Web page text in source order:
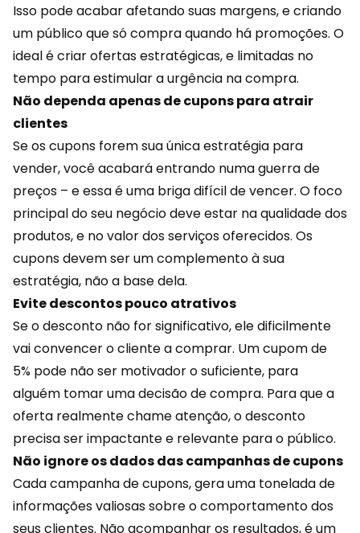
Isso pode acabar afetando suas margens, e criando
um público que só compra quando há promoções. O
ideal é criar ofertas estratégicas, e limitadas no
tempo para estimular a urgência na compra.
Não dependa apenas de cupons para atrair
clientes
Se os cupons forem sua únicaestratégia para
vender, você acabará entrando numa guerra de
preços – e essa é uma briga difícil de vencer. O foco
principal do seu negócio deve estar na qualidade dos
produtos, e no valor dos serviços oferecidos. Os
cupons devem ser um complemento à sua
estratégia, não a base dela.
Evite descontos pouco atrativos
Se o desconto não for significativo, ele dificilmente
vai convencer o cliente a comprar. Um cupom de
5% pode não ser motivador o suficiente, para
alguém tomar uma decisão de compra. Para que a
oferta realmente chame atenção, o desconto
precisa ser impactante e relevante para o público.
Não ignore os dados das campanhas de cupons
Cada campanha de cupons, gera uma tonelada de
informações valiosas sobre ocomportamentodos
seus clientes. Não acompanhar os resultados, é um